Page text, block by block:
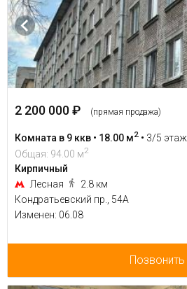
2 200 000 ₽ (прямая продажа)
Комната в 9 ккв • 18.00 м2 • 3/5 этаж
Общая: 94.00 м2
Кирпичный
Лесная
2.8 км
Кондратьевский пр., 54А
Изменен: 06.08
Позвонить